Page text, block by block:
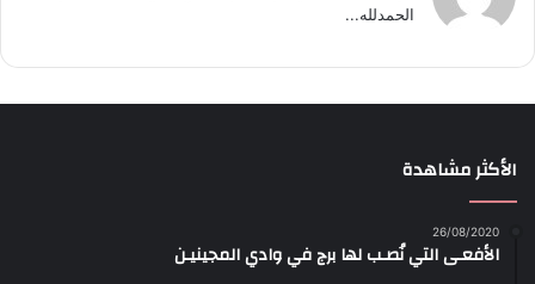
الحمدلله...
الأكثر مشاهدة
26/08/2020
الأفعـى التي نُصـب لها برج في وادي المجينيـن